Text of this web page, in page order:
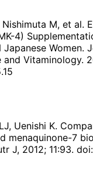
Nishimuta M, et al.
4)
Japanese Women.
Vitaminology.
Uenishi K.
menaquinone-7
J, 2012; 11:93.